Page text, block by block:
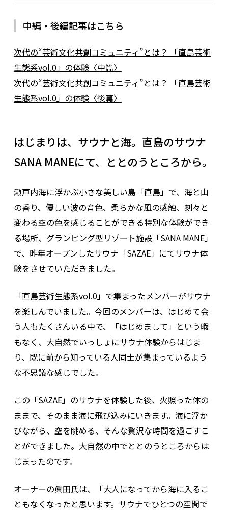
中編・後編記事はこちら
次代の“芸術文化共創コミュニティ”とは？ 「直島芸術
生態系vol.0」の体験〈中篇〉
次代の“芸術文化共創コミュニティ”とは？ 「直島芸術
生態系vol.0」の体験〈後篇〉
はじまりは、サウナと海。直島のサウナ
SANA MANEにて、ととのうところから。
瀬戸内海に浮かぶ小さな美しい島「直島」で、海と山
の香り、優しい波の音色、柔らかな風の感触、刻々と
変わる空の色を感じることができる特別な体験ができ
る場所、グランピング型リゾート施設「SANA MANE」
で、昨年オープンしたサウナ「SAZAE」にてサウナ体
験をさせていただきました。
「直島芸術生態系vol.0」で集まったメンバーがサウナ
を楽しんでいました。今回のメンバーは、はじめて会
う人もたくさんいる中で、「はじめまして」という暇
もなく、大自然でいっしょにサウナ体験からはじま
り、既に前から知っている人同士が集まっているよう
な不思議な感じでした。
この「SAZAE」のサウナを体験した後、火照った体の
ままで、そのまま海に飛び込みにいきます。海に浮か
びながら、空を眺める、そんな贅沢な時間を過ごすこ
とができました。大自然の中でととのうところからは
じまったのです。
オーナーの眞田氏は、「大人になってから海に入るこ
ともなくなったと思います。サウナでひとつの空間で